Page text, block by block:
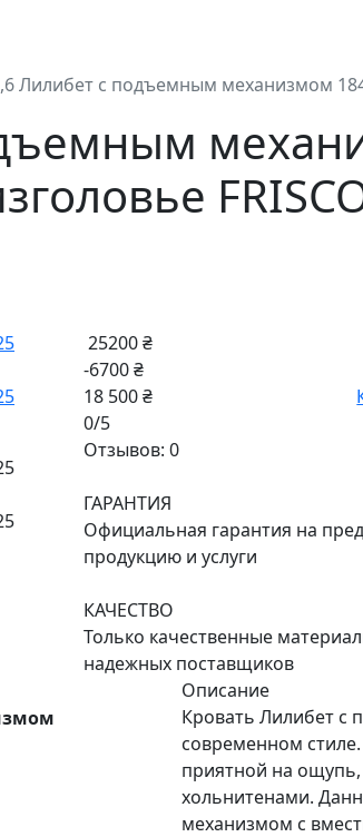
Лилибет с подъемным механизмом
25200 ₴
-6700 ₴
18 500 ₴
0/5
Отзывов: 0
ГАРАНТИЯ
Официальная гарантия на
продукцию и услуги
КАЧЕСТВО
Только качественные
надежных поставщиков
Описание
Кровать Лилибет с
современном
приятной на ощупь,
хольнитенами.
механизмом с